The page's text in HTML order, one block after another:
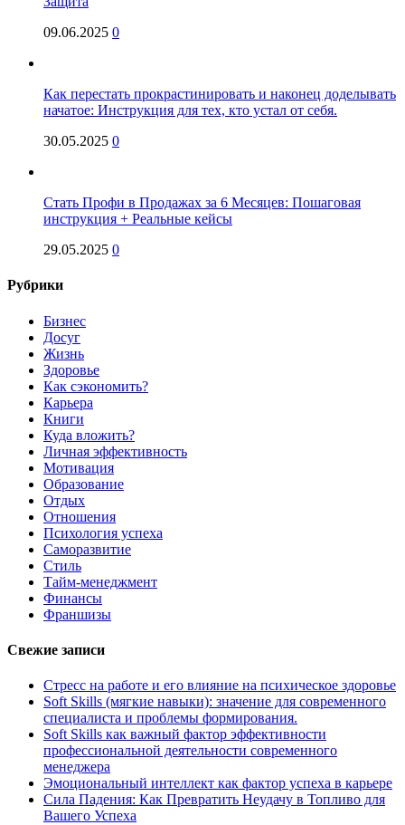
09.06.2025 0
Как перестать прокрастинировать и наконец доделывать
начатое: Инструкция для тех, кто устал от себя.
30.05.2025 0
Стать Профи в Продажах за 6 Месяцев: Пошаговая
инструкция + Реальные кейсы
29.05.2025 0
Рубрики
Бизнес
Досуг
Жизнь
Здоровье
Как сэкономить?
Карьера
Книги
Куда вложить?
Личная эффективность
Мотивация
Образование
Отдых
Отношения
Психология успеха
Саморазвитие
Стиль
Тайм-менеджмент
Финансы
Франшизы
Свежие записи
Стресс на работе и его влияние на психическое здоровье
Soft Skills (мягкие навыки): значение для современного
специалиста и проблемы формирования.
Soft Skills как важный фактор эффективности
профессиональной деятельности современного
менеджера
Эмоциональный интеллект как фактор успеха в карьере
Сила Падения: Как Превратить Неудачу в Топливо для
Вашего Успеха